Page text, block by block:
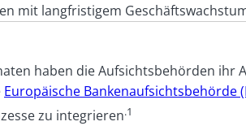
mit langfristigem
haben die Aufsichtsbehörden ihr
Europäische Bankenaufsichtsbehörde
zu integrieren.1